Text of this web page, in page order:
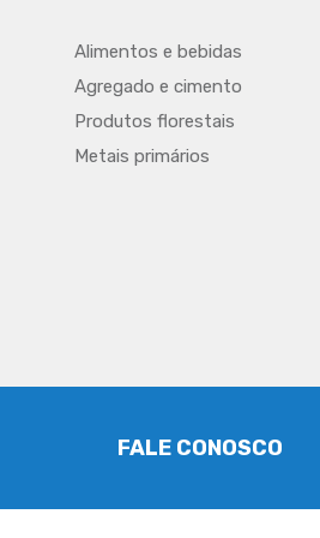
Alimentos e bebidas
Agregado e cimento
Produtos florestais
Metais primários
FALE CONOSCO